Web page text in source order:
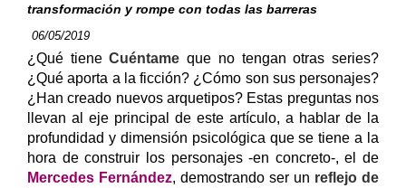
transformación y rompe con todas las barreras
06/05/2019
¿Qué tieneCuéntame que no tengan otras series?
¿Qué aporta a la ficción? ¿Cómo son sus personajes?
¿Han creado nuevos arquetipos? Estas preguntas nos
llevan al eje principal de este artículo, a hablar de la
profundidad y dimensión psicológica que se tiene a la
hora de construir los personajes -en concreto-, el de
Mercedes Fernández, demostrando ser un reflejo de